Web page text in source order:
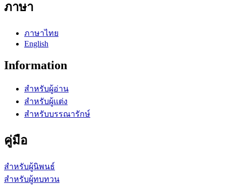
ภาษา
ภาษาไทย
English
Information
สำหรับผู้อ่าน
สำหรับผู้แต่ง
สำหรับบรรณารักษ์
คู่มือ
สำหรับผู้นิพนธ์
สำหรับผู้ทบทวน